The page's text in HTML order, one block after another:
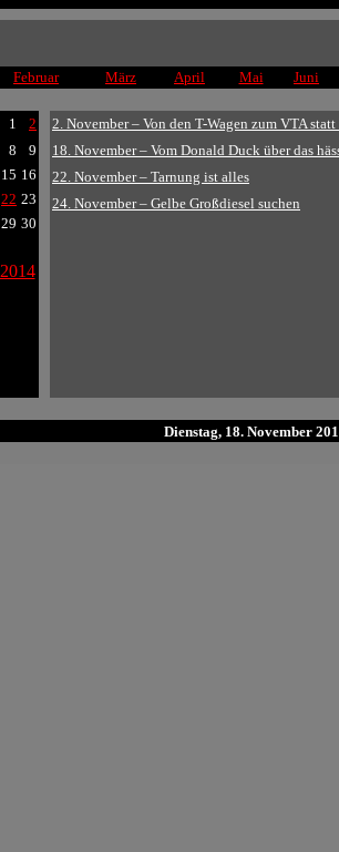
Februar März April Mai Juni
1
2
8
9
15 16
22 23
29 30
2. November – Von den T-Wagen zum VTA statt
18. November – Vom Donald Duck über das
22. November – Tarnung ist alles
24. November – Gelbe Großdiesel suchen
Dienstag, 18. November